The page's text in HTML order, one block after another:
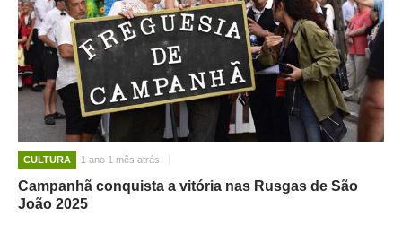
CULTURA 1 ano 1 mês atrás
Campanhã conquista a vitória nas Rusgas de São
João 2025